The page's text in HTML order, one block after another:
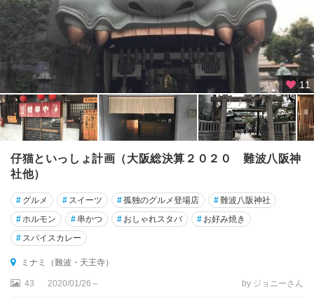
11
仔猫といっしょ計画（大阪総決算２０２０ 難波八阪神
社他）
# グルメ # スイーツ #孤独のグルメ登場店 #難波八阪神社
#ホルモン # 串かつ # おしゃれスタバ # お好み焼き
# スパイスカレー
ミナミ（難波・天王寺）
43 2020/01/26～ by ジョニーさん